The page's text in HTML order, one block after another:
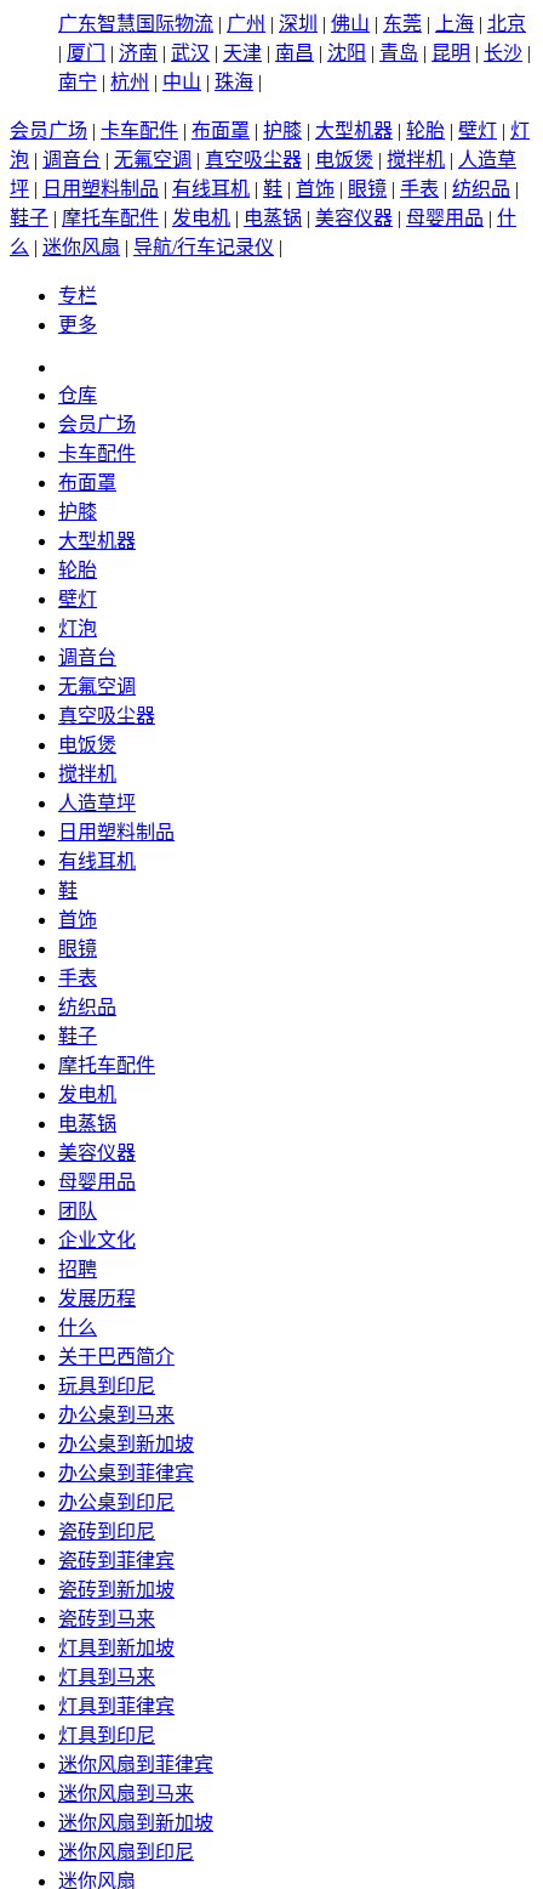
广东智慧国际物流 | 广州 | 深圳 | 佛山 | 东莞 | 上海 | 北京
| 厦门 | 济南 | 武汉 | 天津 | 南昌 | 沈阳 | 青岛 | 昆明 | 长沙 |
南宁 | 杭州 | 中山 | 珠海 |
会员广场 | 卡车配件 | 布面罩 | 护膝 | 大型机器 | 轮胎 | 壁灯 | 灯
泡 | 调音台 | 无氟空调 | 真空吸尘器 | 电饭煲 | 搅拌机 | 人造草
坪 | 日用塑料制品 | 有线耳机 | 鞋 | 首饰 | 眼镜 | 手表 | 纺织品 |
鞋子 | 摩托车配件 | 发电机 | 电蒸锅 | 美容仪器 | 母婴用品 | 什
么 | 迷你风扇 | 导航/行车记录仪 |
专栏
更多
仓库
会员广场
卡车配件
布面罩
护膝
大型机器
轮胎
壁灯
灯泡
调音台
无氟空调
真空吸尘器
电饭煲
搅拌机
人造草坪
日用塑料制品
有线耳机
鞋
首饰
眼镜
手表
纺织品
鞋子
摩托车配件
发电机
电蒸锅
美容仪器
母婴用品
团队
企业文化
招聘
发展历程
什么
关于巴西简介
玩具到印尼
办公桌到马来
办公桌到新加坡
办公桌到菲律宾
办公桌到印尼
瓷砖到印尼
瓷砖到菲律宾
瓷砖到新加坡
瓷砖到马来
灯具到新加坡
灯具到马来
灯具到菲律宾
灯具到印尼
迷你风扇到菲律宾
迷你风扇到马来
迷你风扇到新加坡
迷你风扇到印尼
迷你风扇